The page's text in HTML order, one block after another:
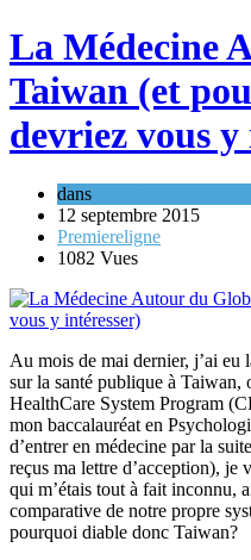
La Médecine
Taiwan (et
devriez vous y
dans
12 septembre 2015
Premiereligne
1082 Vues
Au mois de mai dernier, j’ai eu
sur la santé publique à Taiwan,
HealthCare System Program
mon baccalauréat en
d’entrer en médecine par la
reçus ma lettre d’acception), je
qui m’étais tout à fait inconnu,
comparative de notre propre
pourquoi diable donc Taiwan?